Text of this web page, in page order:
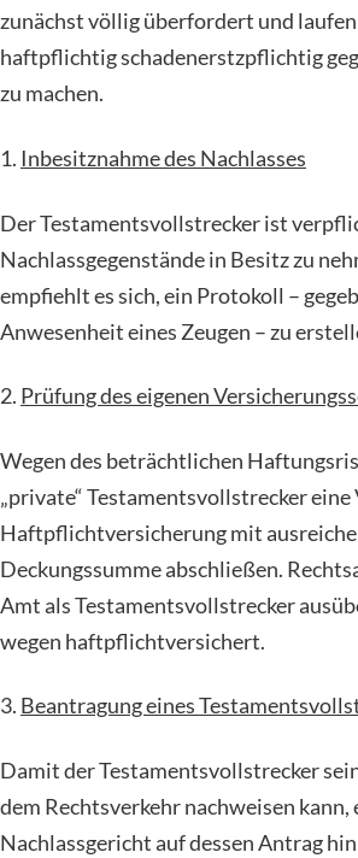
zunächst völlig überfordert und laufen
haftpflichtig schadenerstzpflichtig
zu machen.
1. Inbesitznahme des Nachlasses
Der Testamentsvollstrecker ist
Nachlassgegenstände in Besitz zu
empfiehlt es sich, ein Protokoll –
Anwesenheit eines Zeugen – zu
2. Prüfung des eigenen
Wegen des beträchtlichen
„private“ Testamentsvollstrecker eine
Haftpflichtversicherung mit
Deckungssumme abschließen.
Amt als Testamentsvollstrecker
wegen haftpflichtversichert.
3. Beantragung eines
Damit der Testamentsvollstrecker
dem Rechtsverkehr nachweisen
Nachlassgericht auf dessen Antrag